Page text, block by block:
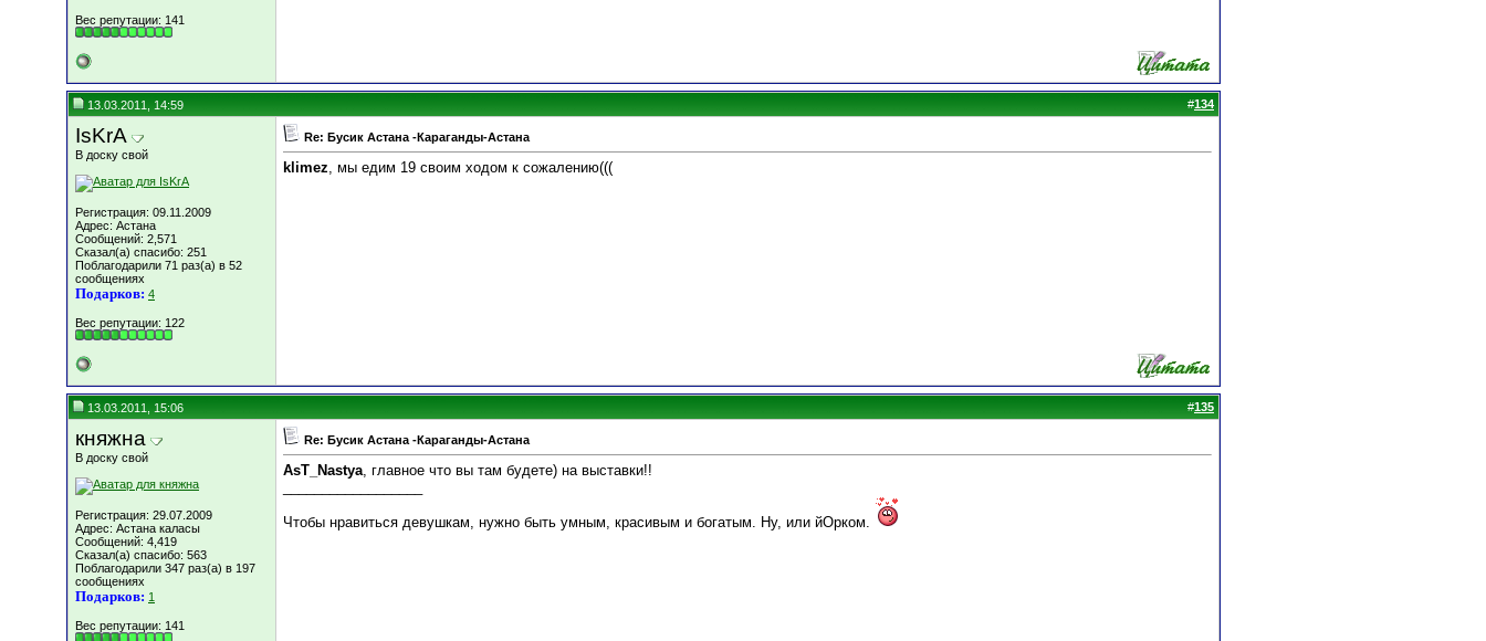
Вес репутации: 141
13.03.2011, 14:59 #134
IsKrA
В доску свой
Регистрация: 09.11.2009
Адрес: Астана
Сообщений: 2,571
Сказал(а) спасибо: 251
Поблагодарили 71 раз(а) в 52
сообщениях
Подарков: 4
Вес репутации: 122
Re: Бусик Астана -Караганды-Астана
klimez, мы едим 19 своим ходом к сожалению(((
13.03.2011, 15:06 #135
княжна
В доску свой
Регистрация: 29.07.2009
Адрес: Астана каласы
Сообщений: 4,419
Сказал(а) спасибо: 563
Поблагодарили 347 раз(а) в 197
сообщениях
Подарков: 1
Вес репутации: 141
Re: Бусик Астана -Караганды-Астана
AsT_Nastya, главное что вы там будете) на выставки!!
Чтобы нравиться девушкам, нужно быть умным, красивым и богатым. Ну, или йОрком.